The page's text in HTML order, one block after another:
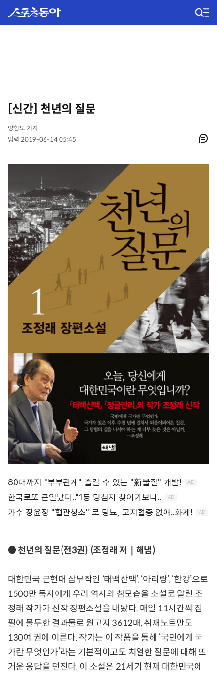
[신간] 천년의 질문
양형모 기자
입력 2019-06-14 05:45
● 천년의 질문(전3권) (조정래 저｜해냄)
대한민국 근현대 삼부작인 ‘태백산맥’, ‘아리랑’, ‘한강’으로
1500만 독자에게 우리 역사의 참모습을 소설로 알린 조
정래 작가가 신작 장편소설을 내놨다. 매일 11시간씩 집
필에 몰두한 결과물로 원고지 3612매, 취재노트만도
130여 권에 이른다. 작가는 이 작품을 통해 ‘국민에게 국
가란 무엇인가’라는 기본적이고도 치열한 질문에 대해 뜨
거운 응답을 던진다. 이 소설은 21세기 현재 대한민국에